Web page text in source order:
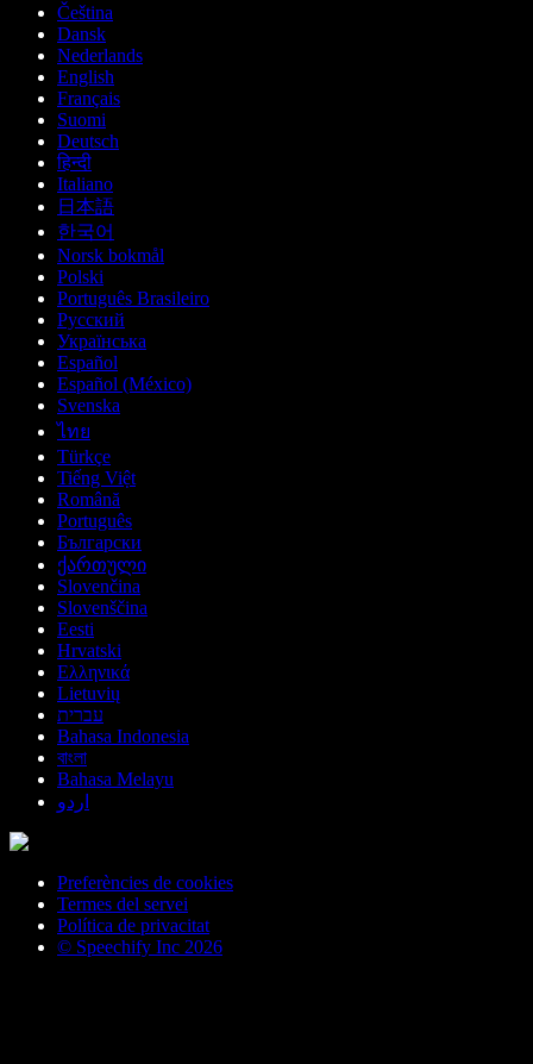
Čeština
Dansk
Nederlands
English
Français
Suomi
Deutsch
हिन्दी
Italiano
日本語
한국어
Norsk bokmål
Polski
Português Brasileiro
Русский
Українська
Español
Español (México)
Svenska
ไทย
Türkçe
Tiếng Việt
Română
Português
Български
ქართული
Slovenčina
Slovenščina
Eesti
Hrvatski
Ελληνικά
Lietuvių
עברית
Bahasa Indonesia
বাংলা
Bahasa Melayu
اردو
Preferències de cookies
Termes del servei
Política de privacitat
© Speechify Inc 2026